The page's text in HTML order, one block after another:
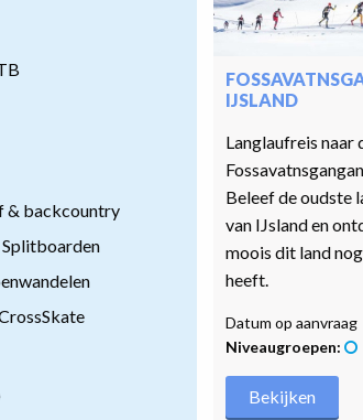
& backcountry
IJSLAND
Langlaufreis naar
Beleef de oudste
van IJsland en
moois dit land
heeft.
Datum op aanvraag
Niveaugroepen:
Bekijken